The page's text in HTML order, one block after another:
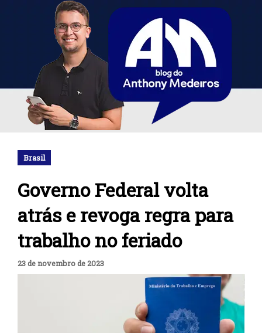
Brasil
Governo Federal volta
atrás e revoga regra para
trabalho no feriado
23 de novembro de 2023